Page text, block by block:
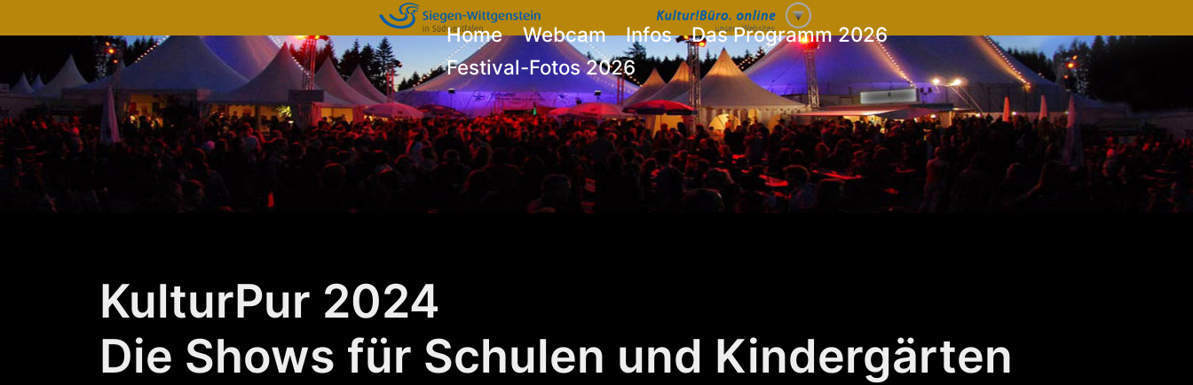
Inhalt
springen
Home Webcam Infos
Das Programm 2026
Festival-Fotos 2026
KulturPur 2024
Die Shows für Schulen und Kindergärten